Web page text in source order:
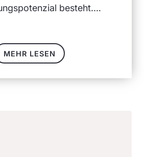
besteht.…
MEHR LESEN